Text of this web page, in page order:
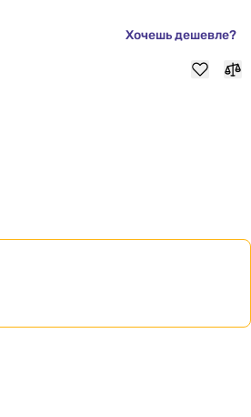
Хочешь дешевле?